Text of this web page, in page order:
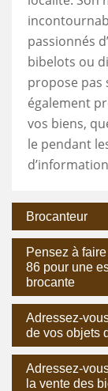
passionnés
bibelots ou
propose pas
également
vos biens,
le pendant
Brocanteur
Pensez à
86 pour une
brocante
Adressez-
de vos objets
Adressez-
la vente des